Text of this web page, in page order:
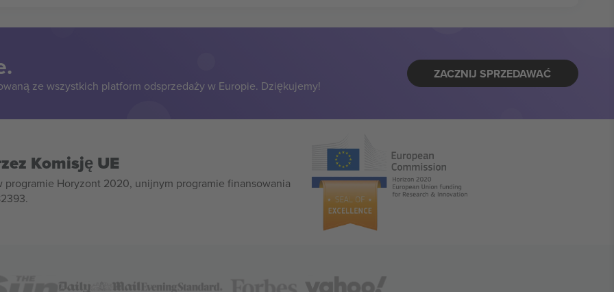
ze wszystkich platform odsprzedaży w Europie. Dziękujemy!
ZACZNIJ SPRZEDAWAĆ
Komisję UE
programie Horyzont 2020, unijnym programie finansowania